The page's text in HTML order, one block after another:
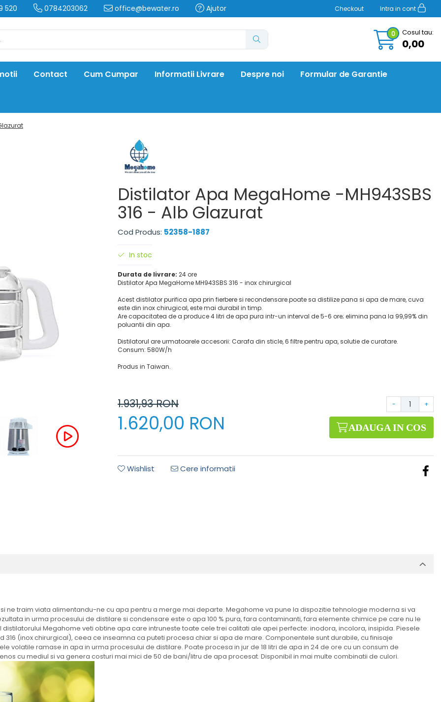
520 0784203062 office@bewater.ro Ajutor Checkout Intra in cont
0 Cosul tau:
0,00
Contact Cum Cumpar Informatii Livrare Despre noi Formular de Garantie
Distilator Apa MegaHome -MH943SBS
316 - Alb Glazurat
Cod Produs: 52358-1887
In stoc
Durata de livrare: 24 ore
Distilator Apa MegaHome MH943SBS 316 - inox chirurgical
Acest distilator purifica apa prin fierbere si recondensare.poate sa distilize pana si apa de mare, cuva
este din inox chirugical, este mai durabil in timp.
Are capacitatea de a produce 4 litri de apa pura intr-un interval de 5-6 ore; elimina pana la 99,99% din
poluantii din apa.
Distilatorul are urmatoarele accesorii: Carafa din sticle, 6 filtre pentru apa, solutie de curatare.
Consum: 580W/h
Produs in Taiwan.
1.931,93RON
1.620,00 RON
- +
ADAUGA IN COS
Wishlist Cere informatii
ne traim viata alimentandu-ne cu apa pentru a merge mai departe. Megahome va pune la dispozitie tehnologie moderna si va
in urma procesului de distilare si condensare este o apa 100 % pura, fara contaminanti, fara elemente chimice pe care nu le
Megahome veti obtine apa care intruneste toate cele trei calitati ale apei perfecte: inodora, incolora, insipida. Piesele
(inox chirurgical), ceea ce inseamna ca puteti procesa chiar si apa de mare. Componentele sunt durabile, cu finisaje
volatile ramase in apa in urma procesului de distilare. Poate procesa in jur de 18 litri de apa in 24 de ore cu un consum de
cu mediul si va genera costuri mai mici de 50 de bani/litru de apa procesat. Disponibil in mai multe combinatii de culori.